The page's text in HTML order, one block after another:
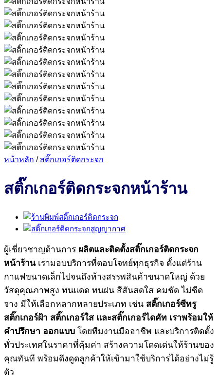
หน้าหลัก / สติ๊กเกอร์ติดกระจก
สติ๊กเกอร์ติดกระจกหน้าร้าน
ผู้เชี่ยวชาญด้านการ ผลิตและติดตั้งสติ๊กเกอร์ติดกระจก
หน้าร้านเรามอบบริการที่ตอบโจทย์ทุกธุรกิจ ตั้งแต่ร้าน
กาแฟขนาดเล็กไปจนถึงห้างสรรพสินค้าขนาดใหญ่ ด้วย
วัสดุคุณภาพสูง ทนแดด ทนฝน สีสันสดใส คมชัด ไม่ซีด
จาง มีให้เลือกหลากหลายประเภท เช่น สติ๊กเกอร์ซีทรู
สติ๊กเกอร์ฝ้า สติ๊กเกอร์ใส และสติ๊กเกอร์ไดคัท เราพร้อมให้
คำปรึกษา ออกแบบ โดยทีมงานมืออาชีพ และบริการติดตั้ง
ทั่วประเทศในราคาที่คุ้มค่า สร้างความโดดเด่นให้ร้านของ
คุณทันที พร้อมดึงดูดลูกค้าให้เข้ามาใช้บริการได้อย่างไม่รู้
ตัว